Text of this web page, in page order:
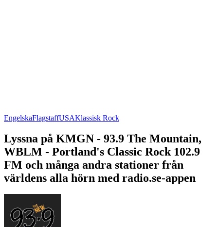
EngelskaFlagstaffUSAKlassisk Rock
Lyssna på KMGN - 93.9 The Mountain,
WBLM - Portland's Classic Rock 102.9
FM och många andra stationer från
världens alla hörn med radio.se-appen